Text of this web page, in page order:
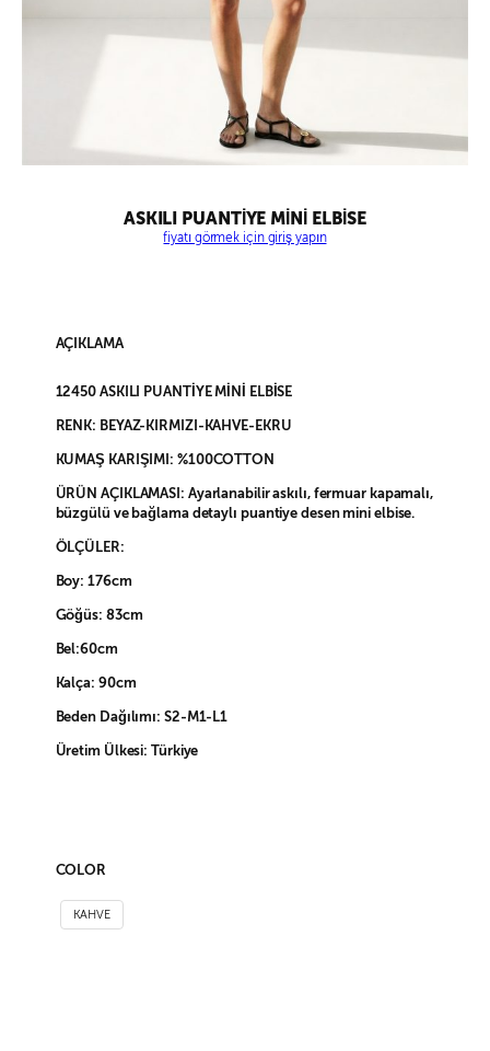
ASKILI PUANTİYE MİNİ ELBİSE
fiyatı görmek için giriş yapın
AÇIKLAMA
12450 ASKILI PUANTİYE MİNİ ELBİSE
RENK: BEYAZ-KIRMIZI-KAHVE-EKRU
KUMAŞ KARIŞIMI: %100COTTON
ÜRÜN AÇIKLAMASI: Ayarlanabilir askılı, fermuar kapamalı,
büzgülü ve bağlama detaylı puantiye desen mini elbise.
ÖLÇÜLER:
Boy: 176cm
Göğüs: 83cm
Bel:60cm
Kalça: 90cm
Beden Dağılımı: S2-M1-L1
Üretim Ülkesi: Türkiye
COLOR
KAHVE